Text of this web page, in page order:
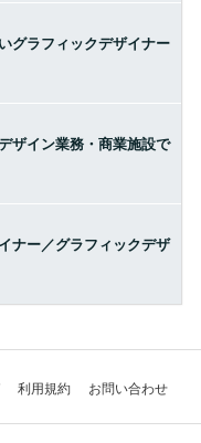
グラフィックデザイナー
ザイン業務・商業施設で
ナー／グラフィックデザ
利用規約 お問い合わせ